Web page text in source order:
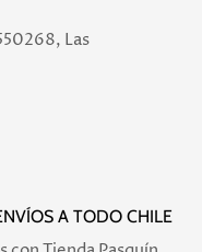
Las
A TODO CHILE